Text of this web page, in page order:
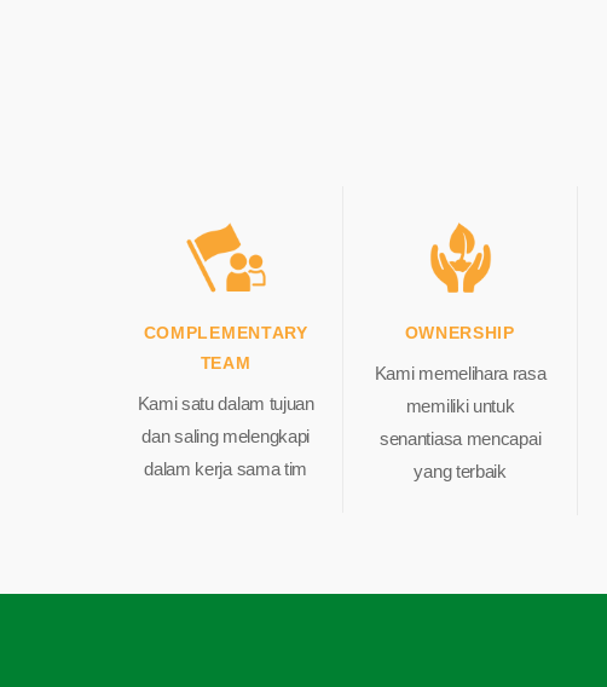
COMPLEMENTARY
TEAM
Kami satu dalam tujuan
dan saling melengkapi
dalam kerja sama tim
OWNERSHIP
Kami memelihara rasa
memiliki untuk
senantiasa mencapai
yang terbaik